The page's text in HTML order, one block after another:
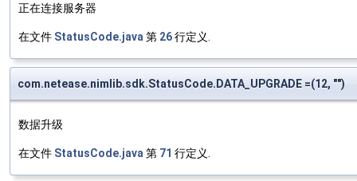
正在连接服务器
在文件 StatusCode.java 第 26行定义.
com.netease.nimlib.sdk.StatusCode.DATA_UPGRADE =(12, "")
数据升级
在文件 StatusCode.java 第 71 行定义.